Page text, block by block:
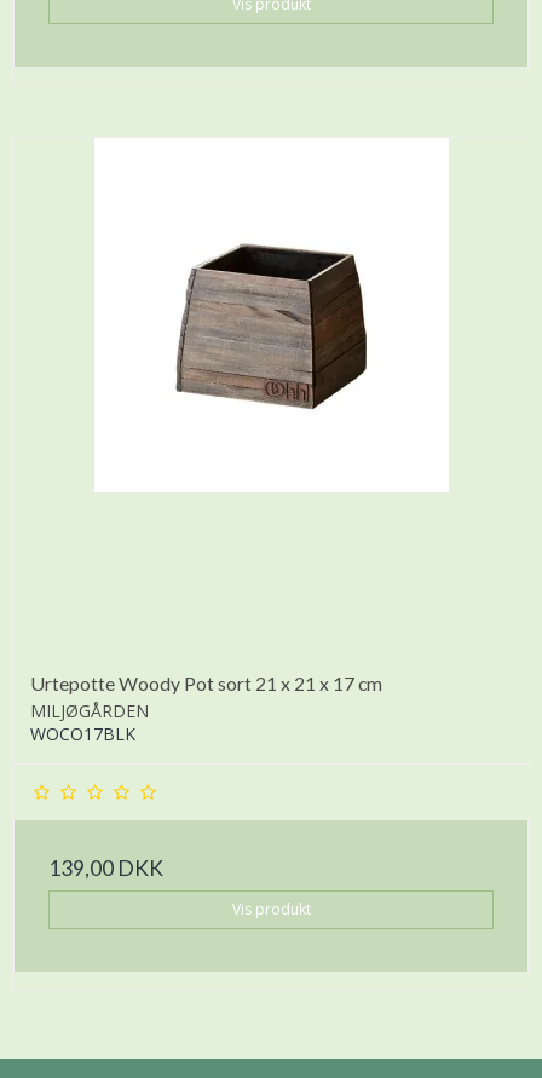
Vis produkt
Urtepotte Woody Pot sort 21 x 21 x 17 cm
MILJØGÅRDEN
WOCO17BLK
139,00 DKK
Vis produkt